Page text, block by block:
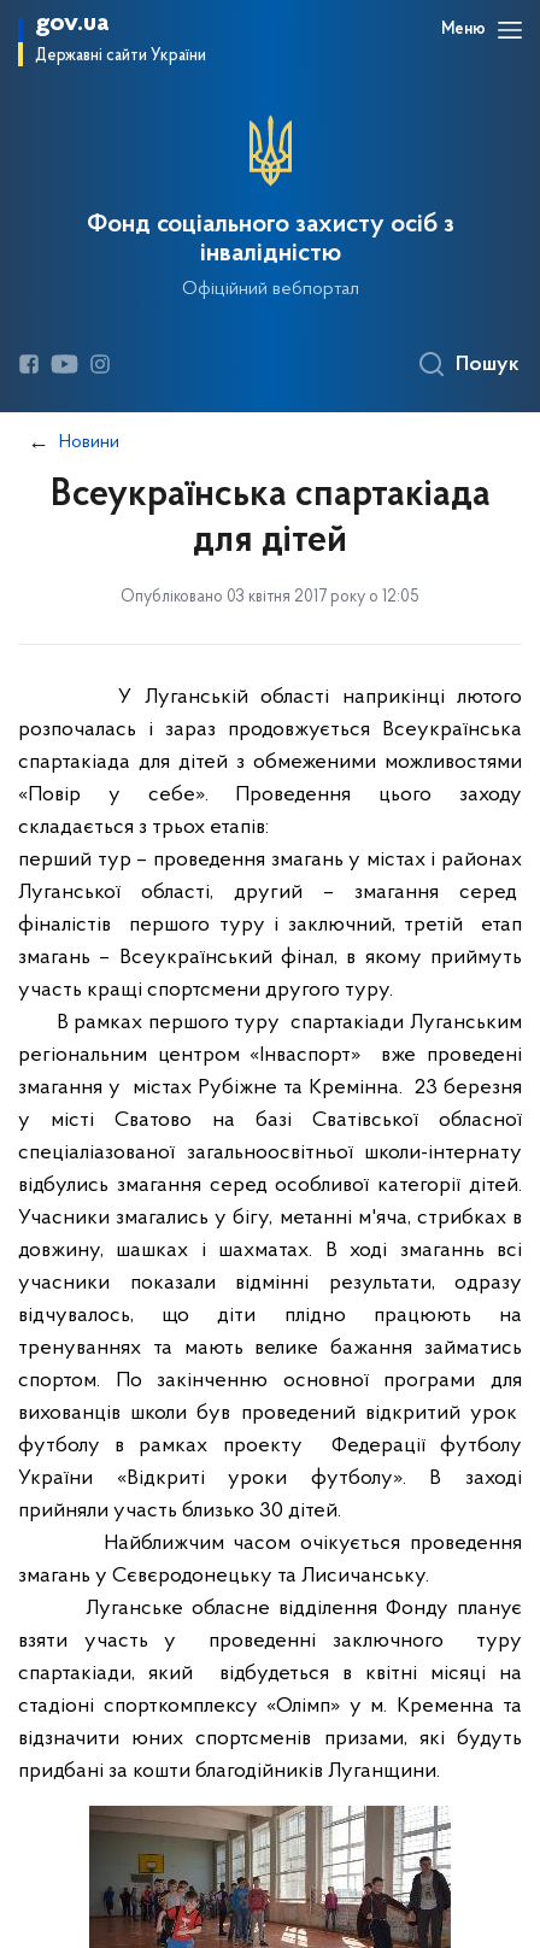
gov.ua
Державні сайти України
Меню
Фонд соціального захисту осіб з
інвалідністю
Офіційний вебпортал
Пошук
Новини
Всеукраїнська спартакіада
для дітей
Опубліковано 03 квітня 2017 року о 12:05
У Луганській області наприкінці лютого
розпочалась і зараз продовжується Всеукраїнська
спартакіада для дітей з обмеженими можливостями
«Повір у себе». Проведення цього заходу
складається з трьох етапів:
перший тур – проведення змагань у містах і районах
Луганської області, другий – змагання серед
фіналістів
першого туру і заключний, третій
етап
змагань – Всеукраїнський фінал, в якому приймуть
участь кращі спортсмени другого туру.
В рамках першого туру спартакіадиЛуганським
регіональним центром «Інваспорт»
вже проведені
змагання у
містах Рубіжне та Кремінна. 23 березня
у місті Сватово на базі Сватівської обласної
спеціаліазованої загальноосвітньої школи-інтернату
відбулись змагання серед особливої категорії дітей.
Учасники змагались у бігу, метанні м'яча, стрибках в
довжину, шашках і шахматах.
В ході змаганнь всі
учасники показали відмінні результати, одразу
відчувалось, щодіти плідно працюють на
тренуваннях та мають велике бажання займатись
спортом. По закінченню основної програми для
вихованців школи був проведений відкритий урок
футболу в рамках проекту
Федерації футболу
України «Відкриті уроки футболу». В заході
прийняли участь близько 30 дітей.
Найближчим часомочікується проведення
змагань у Сєвєродонецьку та Лисичанську.
Луганське обласне відділення Фонду планує
взяти участь у
проведенні заключного
туру
спартакіади, який
відбудеться в квітні місяці на
стадіоні спорткомплексу «Олімп» у м. Кременна та
відзначити юних спортсменів призами, які будуть
придбані за кошти благодійників Луганщини.